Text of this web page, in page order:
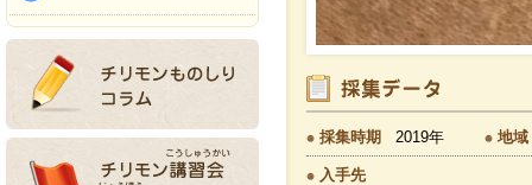
採集時期 2019年 地域
入手先